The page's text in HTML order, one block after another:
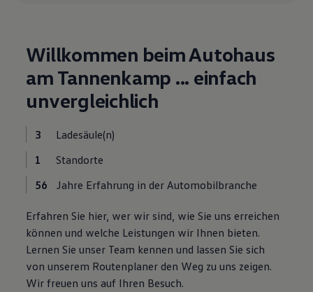
Volkswagen Teile
Zubehör
Modellspezifisches Zubehör
Schutz und Pflege
Transport
Entertainment und Elektronik
Wallbox und Ladekabel
Digitale Extras
Dienste für Ihr Modell finden
Handy und Fahrzeug verbinden
Über Ihr Auto
Vorgängermodelle
Kundeninformationen
Volkswagen Kundenbetreuung
Warn- und Kontrollleuchten
Assistenzsysteme
Digitale Betriebsanleitung
Willkommen beim Autohaus
am Tannenkamp ... einfach
unvergleichlich
3
Ladesäule(n)
1
Standorte
56
Jahre Erfahrung in der Automobilbranche
Erfahren Sie hier, wer wir sind, wie Sie uns erreichen
können und welche Leistungen wir Ihnen bieten.
Lernen Sie unser Team kennen und lassen Sie sich
von unserem Routenplaner den Weg zu uns zeigen.
Wir freuen uns auf Ihren Besuch.